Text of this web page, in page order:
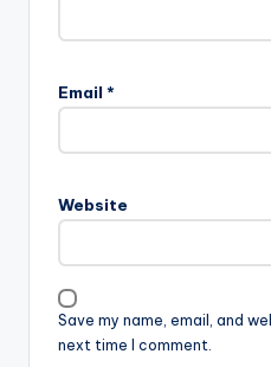
Email *
Website
Save my name, email, and
next time I comment.